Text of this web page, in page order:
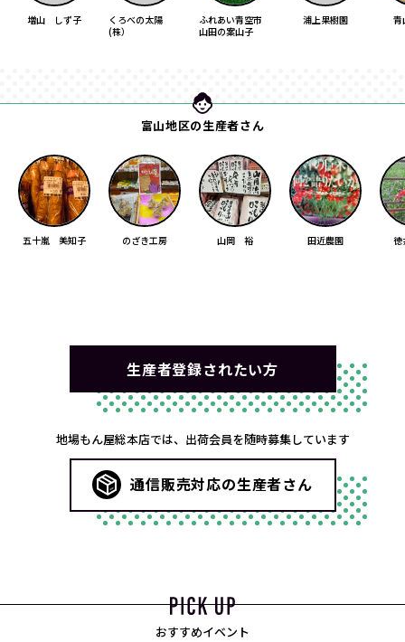
増山 しず子
くろべの太陽
(株）
ふれあい青空市
山田の案山子
浦上果樹園
富山地区の生産者さん
五十嵐 美知子 のざき工房 山岡 裕 田近農園
生産者登録されたい方
地場もん屋総本店では、出荷会員を随時募集しています
通信販売対応の生産者さん
おすすめイベント